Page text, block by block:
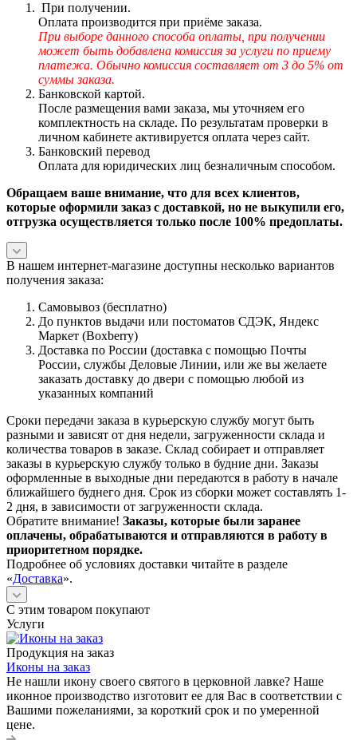
При получении.
Оплата производится при приёме заказа.
При выборе данного способа оплаты, при получении
может быть добавлена комиссия за услуги по приему
платежа. Обычно комиссия составляет от 3 до 5% от
суммы заказа.
Банковской картой.
После размещения вами заказа, мы уточняем его
комплектность на складе. По результатам проверки в
личном кабинете активируется оплата через сайт.
Банковский перевод
Оплата для юридических лиц безналичным способом.
Обращаем ваше внимание, что для всех клиентов,
которые оформили заказ с доставкой, но не выкупили его,
отгрузка осуществляется только после 100% предоплаты.
В нашем интернет-магазине доступны несколько вариантов
получения заказа:
Самовывоз (бесплатно)
До пунктов выдачи или постоматов СДЭК, Яндекс
Маркет (Boxberry)
Доставка по России (доставка с помощью Почты
России, службы Деловые Линии, или же вы желаете
заказать доставку до двери с помощью любой из
указанных компаний
Сроки передачи заказа в курьерскую службу могут быть
разными и зависят от дня недели, загруженности склада и
количества товаров в заказе. Склад собирает и отправляет
заказы в курьерскую службу только в будние дни. Заказы
оформленные в выходные дни передаются в работу в начале
ближайшего буднего дня. Срок из сборки может составлять 1-
2 дня, в зависимости от загруженности склада.
Обратите внимание! Заказы, которые были заранее
оплачены, обрабатываются и отправляются в работу в
приоритетном порядке.
Подробнее об условиях доставки читайте в разделе
«Доставка».
С этим товаром покупают
Услуги
Продукция на заказ
Иконы на заказ
Не нашли икону своего святого в церковной лавке? Наше
иконное производство изготовит ее для Вас в соответствии с
Вашими пожеланиями, за короткий срок и по умеренной
цене.